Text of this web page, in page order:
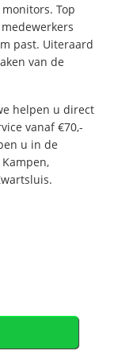
Top
past. Uiteraard
van de
helpen u direct
vanaf €70,-
u in de